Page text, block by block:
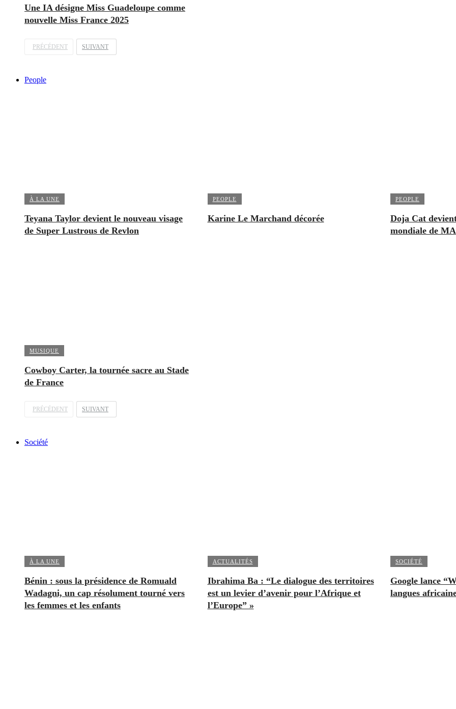
Une IA désigne Miss Guadeloupe comme
nouvelle Miss France 2025
PRÉCÉDENT SUIVANT
People
À LA UNE
Teyana Taylor devient le nouveau visage
de Super Lustrous de Revlon
PEOPLE
Karine Le Marchand décorée
PEOPLE
Doja Cat
mondiale de
MUSIQUE
Cowboy Carter, la tournée sacre au Stade
de France
PRÉCÉDENT SUIVANT
Société
À LA UNE
Bénin : sous la présidence de Romuald
Wadagni, un cap résolument tourné vers
les femmes et les enfants
ACTUALITÉS
Ibrahima Ba : “Le dialogue des territoires
est un levier d’avenir pour l’Afrique et
l’Europe” »
SOCIÉTÉ
Google lance
langues